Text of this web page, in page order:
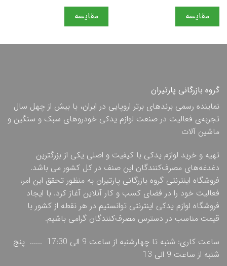
مقایسه مقایسه
گروه بازرگانی پارتیران
نماینده رسمی برندهای برتر اروپایی در ایران، با بیش از چهل سال
تجربه‌ی فعالیت در صنعت لوازم یدکی خودروهای سبک و سنگین و
ماشین آلات
تهیه و خرید لوازم یدکی با کیفیت و اصلی یکی از بزرگترین
دغدغه‌های مصرف‌کنندگان این صنف در کل کشور می باشد.
فروشگاه اینترنتی گروه بازرگانی پارتیران به منظور تحقق این امر،
فعالیت خود را در فضای کسب و کار آنلاین آغاز کرد. با ایجاد
فروشگاه لوازم یدکی اینترنتی توانستیم در هر نقطه از کشور با
قیمت مناسب در دسترس مصرف‌کنندگان گرامی باشیم.
ساعت کاری: شنبه تا چهارشنبه از ساعت 9 الی 17:30 ...... پنج
شنبه از ساعت 9 الی 13